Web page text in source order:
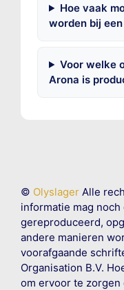
Hoe vaak
worden bij
Voor welke
Arona is
© OlyslagerAlle
informatie mag
gereproduceerd,
andere manieren
voorafgaande
Organisation B.V.
om ervoor te zorgen